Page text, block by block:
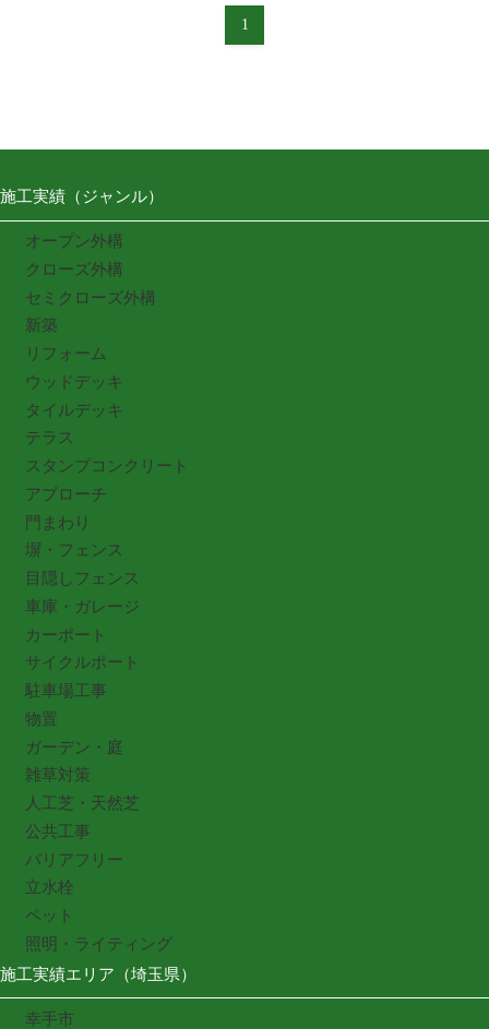
1
施工実績（ジャンル）
オープン外構
クローズ外構
セミクローズ外構
新築
リフォーム
ウッドデッキ
タイルデッキ
テラス
スタンプコンクリート
アプローチ
門まわり
塀・フェンス
目隠しフェンス
車庫・ガレージ
カーポート
サイクルポート
駐車場工事
物置
ガーデン・庭
雑草対策
人工芝・天然芝
公共工事
バリアフリー
立水栓
ペット
照明・ライティング
施工実績エリア（埼玉県）
幸手市